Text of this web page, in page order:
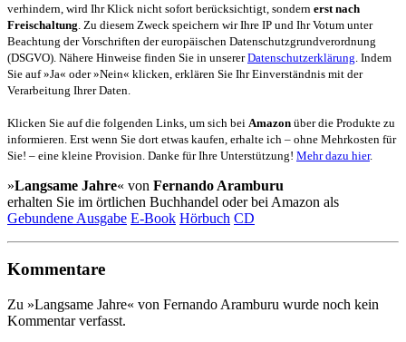
verhindern, wird Ihr Klick nicht sofort berücksichtigt, sondern erst nach
Freischaltung . Zu diesem Zweck speichern wir Ihre IP und Ihr Votum unter
Beachtung der Vorschriften der europäischen Datenschutzgrundverordnung
(DSGVO). Nähere Hinweise finden Sie in unsererDatenschutzerklärung . Indem
Sie auf »Ja« oder »Nein« klicken, erklären Sie Ihr Einverständnis mit der
Verarbeitung Ihrer Daten.
Klicken Sie auf die folgenden Links, um sich bei Amazon über die Produkte zu
informieren. Erst wenn Sie dort etwas kaufen, erhalte ich – ohne Mehrkosten für
Sie! – eine kleine Provision. Danke für Ihre Unterstützung! Mehr dazu hier.
»Langsame Jahre« von Fernando Aramburu
erhalten Sie im örtlichen Buchhandel oder bei Amazon als
Gebundene Ausgabe E-Book Hörbuch CD
Kommentare
Zu »Langsame Jahre« von Fernando Aramburu wurde noch kein
Kommentar verfasst.